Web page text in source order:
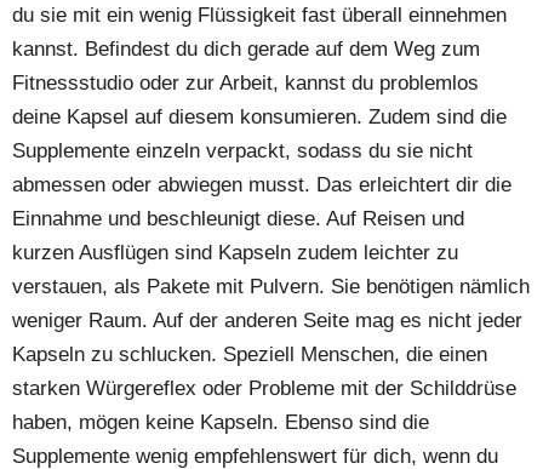
du sie mit ein wenig Flüssigkeit fast überall einnehmen
kannst. Befindest du dich gerade auf dem Weg zum
Fitnessstudio oder zur Arbeit, kannst du problemlos
deine Kapsel auf diesem konsumieren. Zudem sind die
Supplemente einzeln verpackt, sodass du sie nicht
abmessen oder abwiegen musst. Das erleichtert dir die
Einnahme und beschleunigt diese. Auf Reisen und
kurzen Ausflügen sind Kapseln zudem leichter zu
verstauen, als Pakete mit Pulvern. Sie benötigen nämlich
weniger Raum. Auf der anderen Seite mag es nicht jeder
Kapseln zu schlucken. Speziell Menschen, die einen
starken Würgereflex oder Probleme mit der Schilddrüse
haben, mögen keine Kapseln. Ebenso sind die
Supplemente wenig empfehlenswert für dich, wenn du